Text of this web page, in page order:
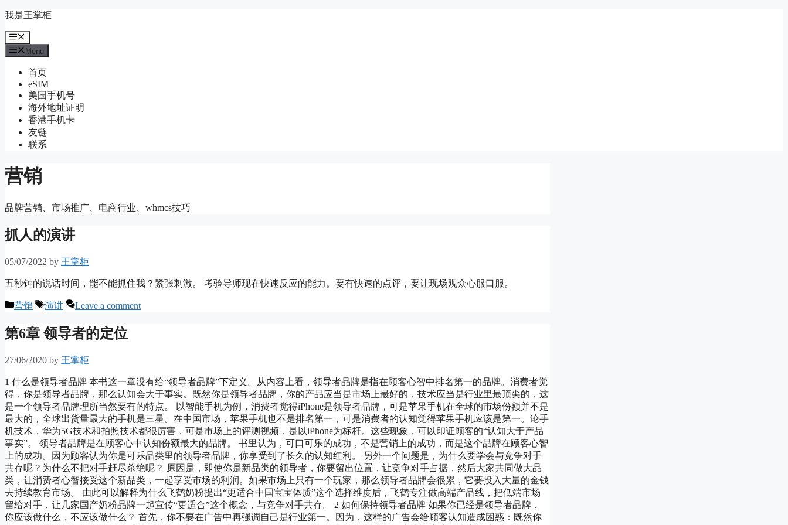
Skip
content
我是王掌柜
Menu
Menu
首页
eSIM
美国手机号
海外地址证明
香港手机卡
友链
联系
营销
品牌营销、市场推广、电商行业、whmcs技巧
抓人的演讲
05/07/2022 by 王掌柜
五秒钟的说话时间，能不能抓住我？紧张刺激。 考验导师现在快速反应的能力。要有快速的点评，要让现场观众心服口服。
Categories
营销 Tags
演讲 Leave a comment
第6章 领导者的定位
27/06/2020 by 王掌柜
1 什么是领导者品牌 本书这一章没有给“领导者品牌”下定义。从内容上看，领导者品牌是指在顾客心智中排名第一的品牌。消费者觉
得，你是领导者品牌，那么认知会大于事实。既然你是领导者品牌，你的产品应当是市场上最好的，技术应当是行业里最顶尖的，这
是一个领导者品牌理所当然要有的特点。 以智能手机为例，消费者觉得iPhone是领导者品牌，可是苹果手机在全球的市场份额并不是
最大的，全球出货量最大的手机是三星。在中国市场，苹果手机也不是排名第一，可是消费者的认知觉得苹果手机应该是第一。论手
机技术，华为5G技术和拍照技术都很厉害，可是市场上的评测视频，是以iPhone为标杆。这些现象，可以印证顾客的“认知大于产品
事实”。 领导者品牌是在顾客心中认知份额最大的品牌。 书里认为，可口可乐的成功，不是营销上的成功，而是这个品牌在顾客心智
上的成功。因为顾客认为你是可乐品类里的领导者品牌，你享受到了长久的认知红利。 另外一个问题是，为什么要学会与竞争对手
共存呢？为什么不把对手赶尽杀绝呢？ 原因是，即使你是新品类的领导者，你要留出位置，让竞争对手占据，然后大家共同做大品
类，让消费者心智接受这个新品类，一起享受市场的利润。如果市场上只有一个玩家，那么领导者品牌会很累，它要投入大量的金钱
去持续教育市场。 由此可以解释为什么飞鹤奶粉提出“更适合中国宝宝体质”这个选择维度后，飞鹤专注做高端产品线，把低端市场
留给对手，让几家国产奶粉品牌一起宣传“更适合”这个概念，与竞争对手共存。 2 如何保持领导者品牌 如果你已经是领导者品牌，
你应该做什么，不应该做什么？ 首先，你不要在广告中再强调自己是行业第一。因为，这样的广告会给顾客认知造成困惑：既然你